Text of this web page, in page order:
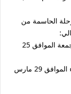
الحاسمة من
- مباراة الذهاب في القاهرة: الساعة 7:30 مساء الجمعة الموافق 25
- مباراة الإياب في داكار: الساعة 5:00 مساء الثلاثاء الموافق 29 مارس